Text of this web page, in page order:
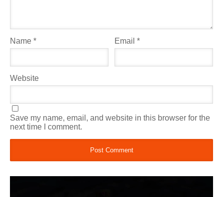
Name * Email*
Website
Save my name, email, and website in this browser for the
next time I comment.